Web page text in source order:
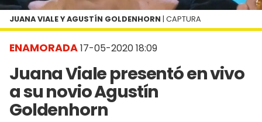
ENAMORADA17-05-2020 18:09
Juana Viale presentó en vivo
a su novio Agustín
Goldenhorn
JUANA VIALE Y AGUSTÍN GOLDENHORN | CAPTURA